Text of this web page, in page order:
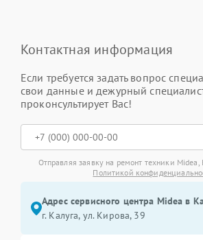
Контактная информация
Если требуется задать вопрос
свои данные и дежурный
проконсультирует Вас!
Отправляя заявку на ремонт техники Midea,
Политикой
Адрес сервисного центра Midea в
г. Калуга, ул. Кирова, 39